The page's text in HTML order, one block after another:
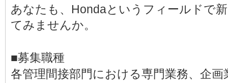
あなたも、Hondaというフィールドで
てみませんか。
■募集職種
各管理間接部門における専門業務、企画